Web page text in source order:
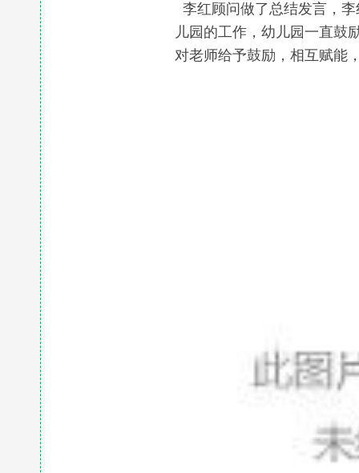
李红顾问做了总结发言，
儿园的工作，幼儿园一直鼓
对老师给予鼓励，相互赋能